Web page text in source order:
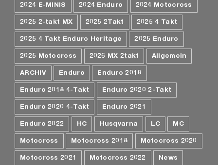
2024 E-MINIS 2024 Enduro 2024 Motocross
2025 2-takt MX 2025 2Takt 2025 4 Takt
2025 4 Takt Enduro Heritage 2025 Enduro
2025 Motocross 2026 MX 2takt Allgemein
ARCHIV Enduro Enduro 2018
Enduro 2018 4-Takt Enduro 2020 2-Takt
Enduro 2020 4-Takt Enduro 2021
Enduro 2022 HC Husqvarna LC MC
Motocross Motocross 2018 Motocross 2020
Motocross 2021 Motocross 2022 News